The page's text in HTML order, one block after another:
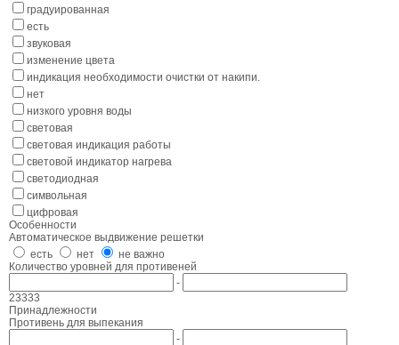
градуированная
есть
звуковая
изменение цвета
индикация необходимости очистки от накипи.
нет
низкого уровня воды
световая
световая индикация работы
световой индикатор нагрева
светодиодная
символьная
цифровая
Особенности
Автоматическое выдвижение решетки
есть
нет
не важно
Количество уровней для противеней
-
23333
Принадлежности
Противень для выпекания
-